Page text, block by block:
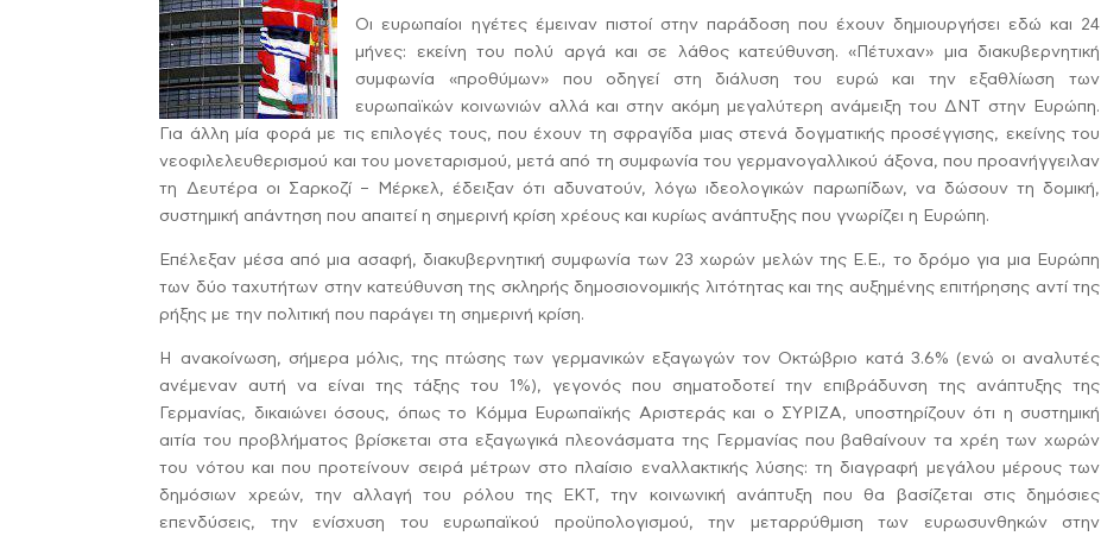
Οι ευρωπαίοι ηγέτες έμειναν πιστοί στην παράδοση που έχουν δημιουργήσει εδώ και 24
μήνες: εκείνη του πολύ αργά και σε λάθος κατεύθυνση. «Πέτυχαν» μια διακυβερνητική
συμφωνία «προθύμων» που οδηγεί στη διάλυση του ευρώ και την εξαθλίωση των
ευρωπαϊκών κοινωνιών αλλά και στην ακόμη μεγαλύτερη ανάμειξη του ΔΝΤ στην Ευρώπη.
Για άλλη μία φορά με τις επιλογές τους, που έχουν τη σφραγίδα μιας στενά δογματικής προσέγγισης, εκείνης του
νεοφιλελευθερισμού και του μονεταρισμού, μετά από τη συμφωνία του γερμανογαλλικού άξονα, που προανήγγειλαν
τη Δευτέρα οι Σαρκοζί – Μέρκελ, έδειξαν ότι αδυνατούν, λόγω ιδεολογικών παρωπίδων, να δώσουν τη δομική,
συστημική απάντηση που απαιτεί η σημερινή κρίση χρέους και κυρίως ανάπτυξης που γνωρίζει η Ευρώπη.
Επέλεξαν μέσα από μια ασαφή, διακυβερνητική συμφωνία των 23 χωρών μελών της Ε.Ε., το δρόμο για μια Ευρώπη
των δύο ταχυτήτων στην κατεύθυνση της σκληρής δημοσιονομικής λιτότητας και της αυξημένης επιτήρησης αντί της
ρήξης με την πολιτική που παράγει τη σημερινή κρίση.
Η ανακοίνωση, σήμερα μόλις, της πτώσης των γερμανικών εξαγωγών τον Οκτώβριο κατά 3.6% (ενώ οι αναλυτές
ανέμεναν αυτή να είναι της τάξης του 1%), γεγονός που σηματοδοτεί την επιβράδυνση της ανάπτυξης της
Γερμανίας, δικαιώνει όσους, όπως το Κόμμα Ευρωπαϊκής Αριστεράς και ο ΣΥΡΙΖΑ, υποστηρίζουν ότι η συστημική
αιτία του προβλήματος βρίσκεται στα εξαγωγικά πλεονάσματα της Γερμανίας που βαθαίνουν τα χρέη των χωρών
του νότου και που προτείνουν σειρά μέτρων στο πλαίσιο εναλλακτικής λύσης: τη διαγραφή μεγάλου μέρους των
δημόσιων χρεών, την αλλαγή του ρόλου της ΕΚΤ, την κοινωνική ανάπτυξη που θα βασίζεται στις δημόσιες
επενδύσεις, την ενίσχυση του ευρωπαϊκού προϋπολογισμού, την μεταρρύθμιση των ευρωσυνθηκών στην